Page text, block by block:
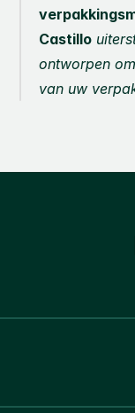
Castillo
ontworpen
van uw